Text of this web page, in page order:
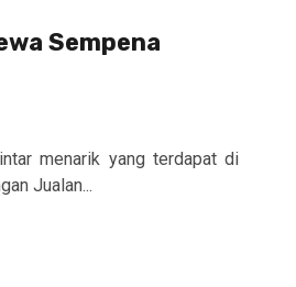
Sempena
menarik yang terdapat di
Jualan...